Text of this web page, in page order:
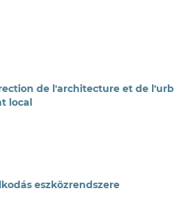
de l'architecture et de
local
eszközrendszere